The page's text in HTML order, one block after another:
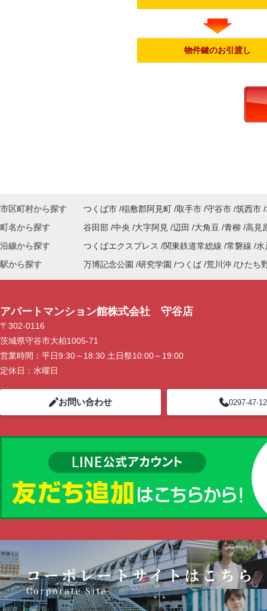
物件鍵のお引渡し
市区町村から探す つくば市 稲敷郡阿見町 取手市 守谷市 筑西市
町名から探す
谷田部 中央 大字阿見 辺田 大角豆 青柳 高見
沿線から探す
つくばエクスプレス 関東鉄道常総線 常磐線 水
駅から探す
万博記念公園 研究学園 つくば 荒川沖 ひたち
アパートマンション館株式会社 守谷店
〒302-0116
茨城県守谷市大柏1005-71
営業時間： 平日9:30～18:30 土日祭10:00～19:00
定休日： 水曜日
お問い合わせ 0297-47-